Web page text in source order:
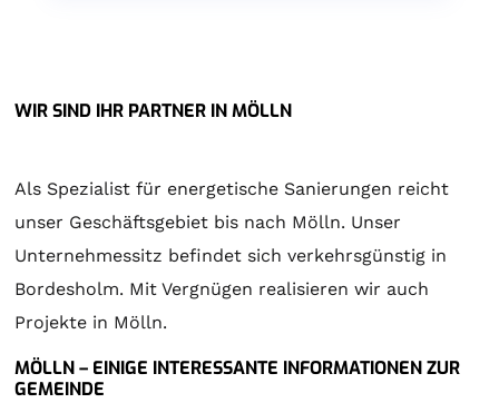
WIR SIND IHR PARTNER IN MÖLLN
Als Spezialist für energetische Sanierungen reicht
unser Geschäftsgebiet bis nach Mölln. Unser
Unternehmessitz befindet sich verkehrsgünstig in
Bordesholm. Mit Vergnügen realisieren wir auch
Projekte in Mölln.
MÖLLN – EINIGE INTERESSANTE INFORMATIONEN ZUR
GEMEINDE